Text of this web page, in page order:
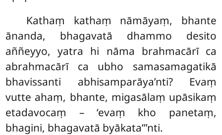
Kathaṃ kathaṃ nāmāyaṃ, bhante
ānanda, bhagavatā dhammo desito
aññeyyo, yatra hi nāma brahmacārī ca
abrahmacārī ca ubho samasamagatikā
bhavissanti abhisamparāya’nti? Evaṃ
vutte ahaṃ, bhante, migasālaṃ upāsikaṃ
etadavocaṃ – ‘evaṃ kho panetaṃ,
bhagini, bhagavatā byākata’’’nti.